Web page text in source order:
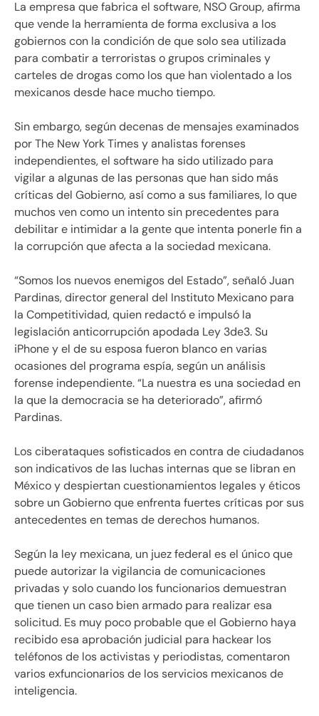
La empresa que fabrica el software, NSO Group, afirma
que vende la herramienta de forma exclusiva a los
gobiernos con la condición de que solo sea utilizada
para combatir a terroristas o grupos criminales y
carteles de drogas como los que han violentado a los
mexicanos desde hace mucho tiempo.
Sin embargo, según decenas de mensajes examinados
por The New York Times y analistas forenses
independientes, el software ha sido utilizado para
vigilar a algunas de las personas que han sido más
críticas del Gobierno, así como a sus familiares, lo que
muchos ven como un intento sin precedentes para
debilitar e intimidar a la gente que intenta ponerle fin a
la corrupción que afecta a la sociedad mexicana.
“Somos los nuevos enemigos del Estado”, señaló Juan
Pardinas, director general del Instituto Mexicano para
la Competitividad, quien redactó e impulsó la
legislación anticorrupción apodada Ley 3de3. Su
iPhone y el de su esposa fueron blanco en varias
ocasiones del programa espía, según un análisis
forense independiente. “La nuestra es una sociedad en
la que la democracia se ha deteriorado”, afirmó
Pardinas.
Los ciberataques sofisticados en contra de ciudadanos
son indicativos de las luchas internas que se libran en
México y despiertan cuestionamientos legales y éticos
sobre un Gobierno que enfrenta fuertes críticas por sus
antecedentes en temas de derechos humanos.
Según la ley mexicana, un juez federal es el único que
puede autorizar la vigilancia de comunicaciones
privadas y solo cuando los funcionarios demuestran
que tienen un caso bien armado para realizar esa
solicitud. Es muy poco probable que el Gobierno haya
recibido esa aprobación judicial para hackear los
teléfonos de los activistas y periodistas, comentaron
varios exfuncionarios de los servicios mexicanos de
inteligencia.